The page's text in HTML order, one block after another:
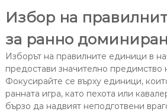
Избор на
за ранно
Изборът на правилните единици в
предостави значително предимство
Фокусирайте се върху единици,
ранната игра, като пехота или
бързо да надвият неподготвени